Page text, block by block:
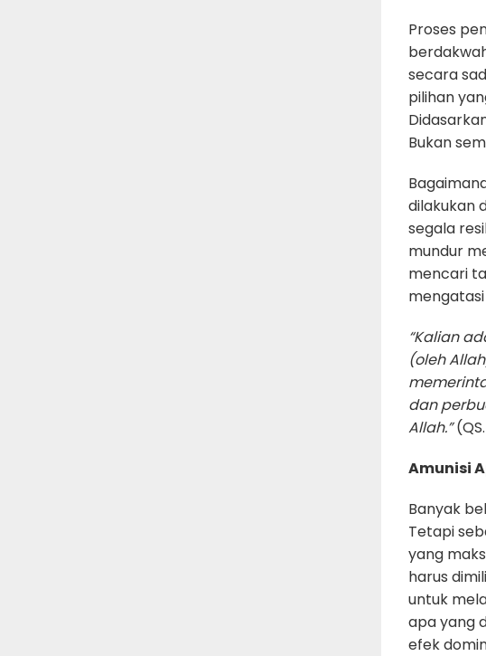
Proses
secara
pilihan
Bukan
dilakukan
segala
mundur
mencari
mengatasi
“Kalian
(oleh
dan
Allah.”
Amunisi
Banyak
Tetapi
yang
harus
untuk
apa yang
efek